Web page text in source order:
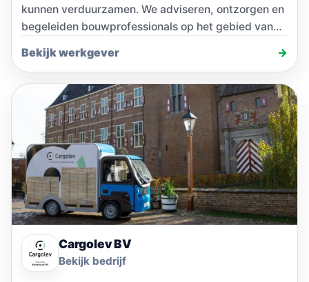
kunnen verduurzamen. We adviseren, ontzorgen en
begeleiden bouwprofessionals op het gebied van
Bekijk werkgever →
Cargolev BV
Bekijk bedrijf